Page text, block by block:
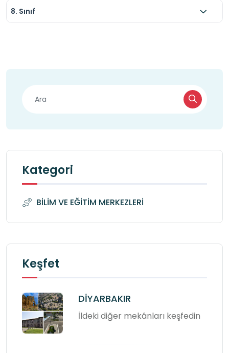
8. Sınıf
Kategori
BİLİM VE EĞİTİM MERKEZLERİ
Keşfet
DİYARBAKIR
İldeki diğer mekânları keşfedin